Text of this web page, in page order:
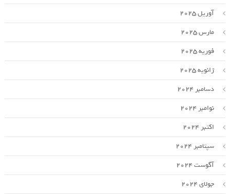
آوریل 2025
مارس 2025
فوریه 2025
ژانویه 2025
دسامبر 2024
نوامبر 2024
اکتبر 2024
سپتامبر 2024
آگوست 2024
جولای 2024